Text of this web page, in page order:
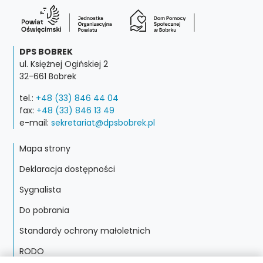
DPS BOBREK
ul. Księżnej Ogińskiej 2
32-661 Bobrek
tel.: +48 (33) 846 44 04
fax: +48 (33) 846 13 49
e-mail: sekretariat@dpsbobrek.pl
Mapa strony
Deklaracja dostępności
Sygnalista
Do pobrania
Standardy ochrony małoletnich
RODO